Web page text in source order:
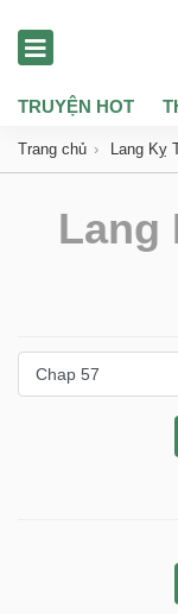
TRUYỆN HOT
Trang chủ Lang Kỵ
Lang